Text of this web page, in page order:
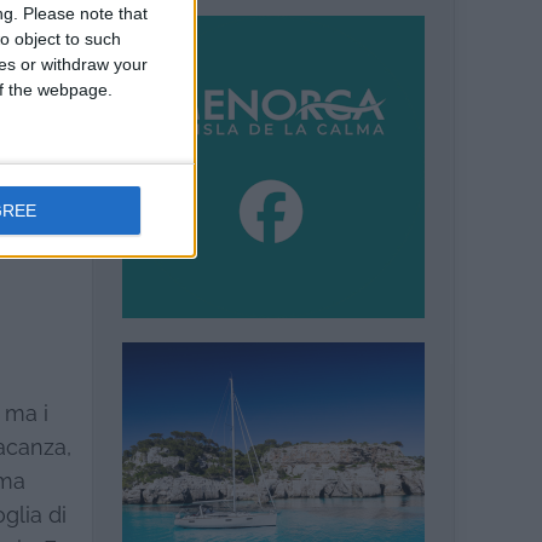
Please note that
object to such
or withdraw your
webpage.
in
i
di